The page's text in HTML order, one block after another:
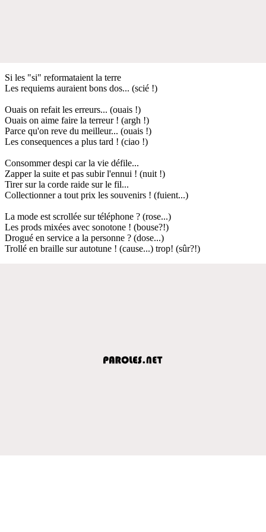
Si les "si" reformataient la terre
Les requiems auraient bons dos... (scié !)
Ouais on refait les erreurs... (ouais !)
Ouais on aime faire la terreur ! (argh !)
Parce qu'on reve du meilleur... (ouais !)
Les consequences a plus tard ! (ciao !)
Consommer despi car la vie défile...
Zapper la suite et pas subir l'ennui ! (nuit !)
Tirer sur la corde raide sur le fil...
Collectionner a tout prix les souvenirs ! (fuient...)
La mode est scrollée sur téléphone ? (rose...)
Les prods mixées avec sonotone ! (bouse?!)
Drogué en service a la personne ? (dose...)
Trollé en braille sur autotune ! (cause...) trop! (sûr?!)